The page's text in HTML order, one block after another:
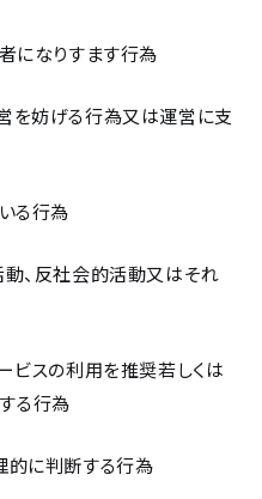
になりすます行為
を妨げる行為又は運営に支
る行為
、反社会的活動又はそれ
スの利用を推奨若しくは
る行為
に判断する行為